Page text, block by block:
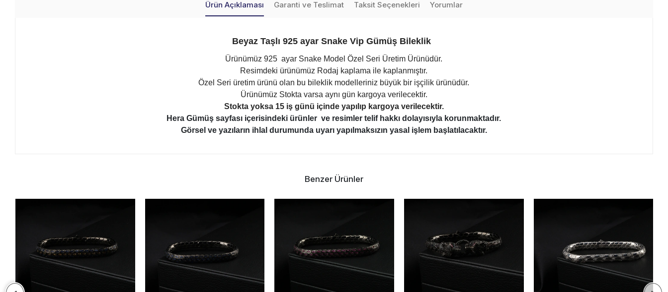
Ürün Açıklaması Garanti ve Teslimat Taksit Seçenekleri Yorumlar
Beyaz Taşlı 925 ayar Snake Vip Gümüş Bileklik
Ürünümüz 925 ayar Snake Model Özel Seri Üretim Ürünüdür.
Resimdeki ürünümüz Rodaj kaplama ile kaplanmıştır.
Özel Seri üretim ürünü olan bu bileklik modelleriniz büyük bir işçilik ürünüdür.
Ürünümüz Stokta varsa aynı gün kargoya verilecektir.
Stokta yoksa 15 iş günü içinde yapılıp kargoya verilecektir.
Hera Gümüş sayfası içerisindeki ürünler ve resimler telif hakkı dolayısıyla korunmaktadır.
Görsel ve yazıların ihlal durumunda uyarı yapılmaksızın yasal işlem başlatılacaktır.
Benzer Ürünler